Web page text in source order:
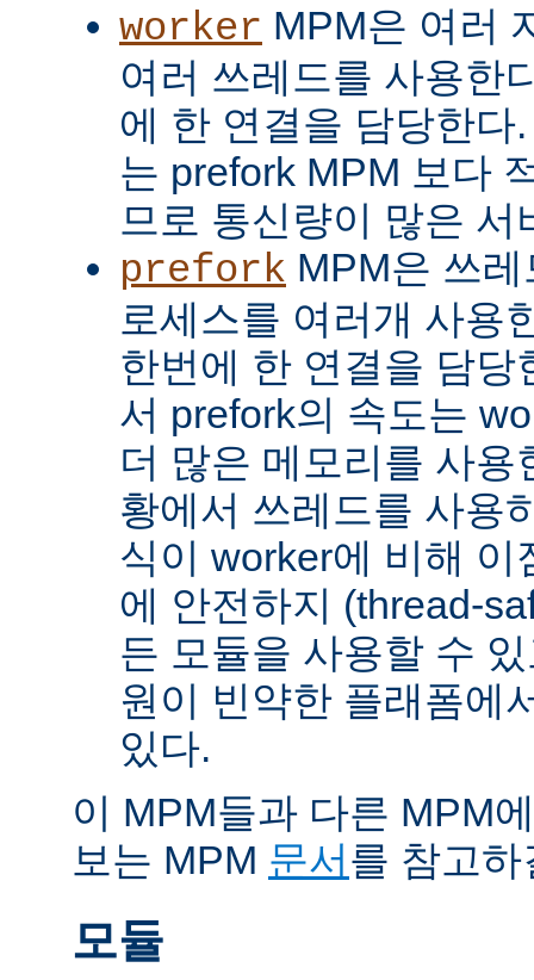
worker MPM은 여러
여러 쓰레드를 사용한
에 한 연결을 담당한다
는 prefork MPM 보다
므로 통신량이 많은 서
prefork MPM은 쓰
로세스를 여러개 사용
한번에 한 연결을 담당
서 prefork의 속도는
더 많은 메모리를 사
황에서 쓰레드를 사용
식이 worker에 비해 이
에 안전하지 (thread-
든 모듈을 사용할 수
원이 빈약한 플래폼에
있다.
이 MPM들과 다른 MPM
보는 MPM 문서를 참고
모듈